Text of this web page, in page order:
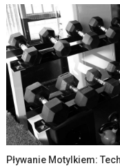
Pływanie Motylkiem: